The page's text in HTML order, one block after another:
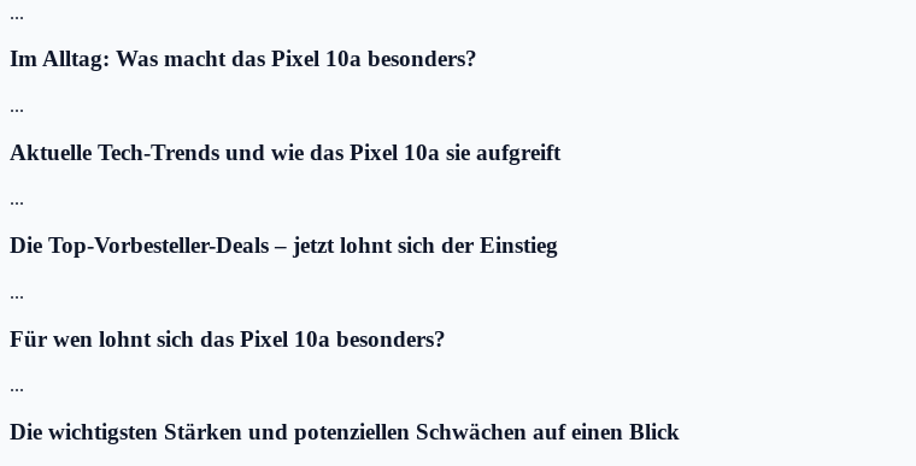
...
Im Alltag: Was macht das Pixel 10a besonders?
...
Aktuelle Tech-Trends und wie das Pixel 10a sie aufgreift
...
Die Top-Vorbesteller-Deals – jetzt lohnt sich der Einstieg
...
Für wen lohnt sich das Pixel 10a besonders?
...
Die wichtigsten Stärken und potenziellen Schwächen auf einen Blick